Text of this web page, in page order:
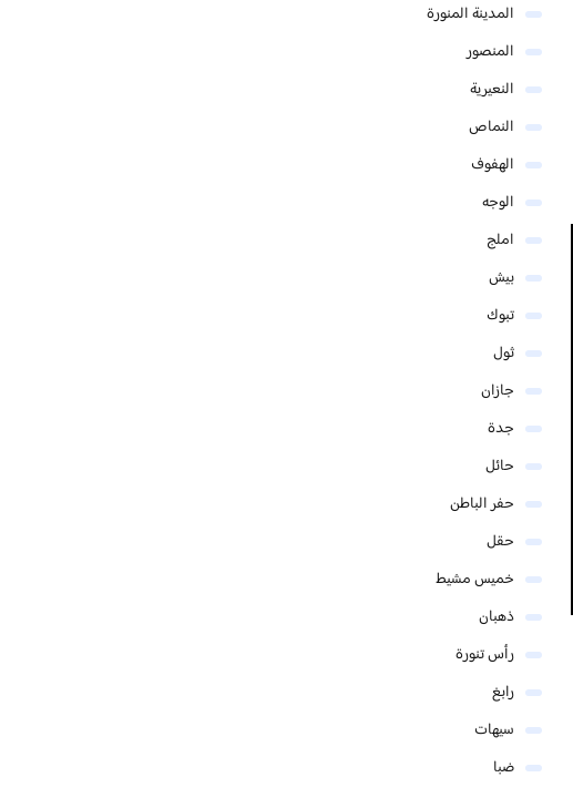
المدينة المنورة
المنصور
النعيرية
النماص
الهفوف
الوجه
املج
بيش
تبوك
ثول
جازان
جدة
حائل
حفر الباطن
حقل
خميس مشيط
ذهبان
رأس تنورة
رابغ
سيهات
ضبا